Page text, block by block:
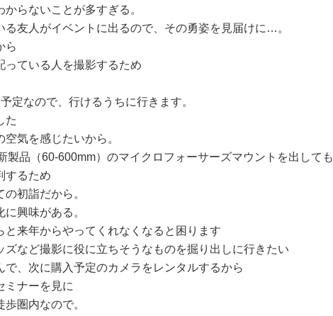
らないことが多すぎる。
る友人がイベントに出るので、その勇姿を見届けに…。
ら
っている人を撮影するため
定なので、行けるうちに行きます。
た
気を感じたいから。
製品（60-600mm）のマイクロフォーサーズマウントを出しても
するため
初詣だから。
興味がある。
と来年からやってくれなくなると困ります
ズなど撮影に役に立ちそうなものを掘り出しに行きたい
で、次に購入予定のカメラをレンタルするから
ミナーを見に
圏内なので。